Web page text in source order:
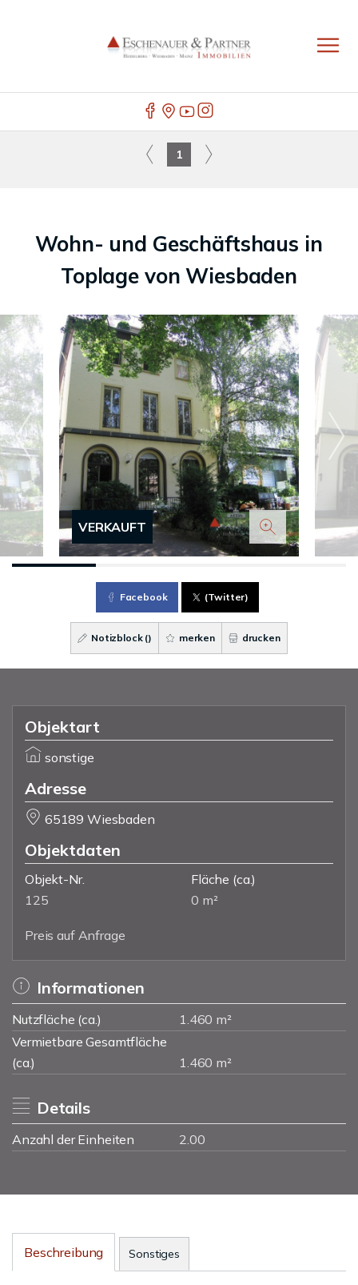
1
Wohn- und Geschäftshaus in
Toplage von Wiesbaden
VERKAUFT
Facebook (Twitter)
Notizblock () merken drucken
Objektart
sonstige
Adresse
65189 Wiesbaden
Objektdaten
Objekt-Nr.
125
Fläche (ca.)
0 m²
Preis auf Anfrage
Informationen
Nutzfläche (ca.)
1.460 m²
Vermietbare Gesamtfläche
(ca.)
1.460 m²
Details
Anzahl der Einheiten 2.00
Beschreibung Sonstiges